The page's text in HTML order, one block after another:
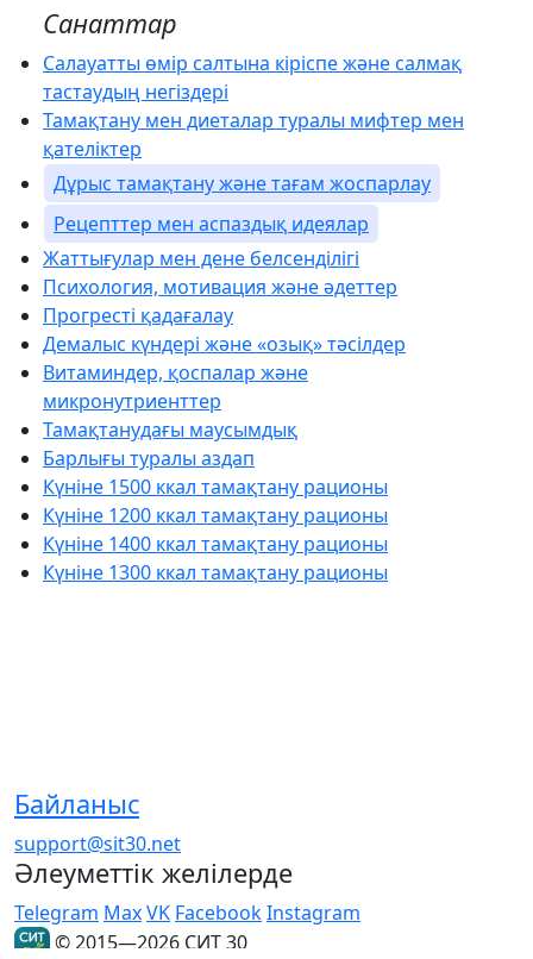
Санаттар
Салауатты өмір салтына кіріспе және салмақ
тастаудың негіздері
Тамақтану мен диеталар туралы мифтер мен
қателіктер
Дұрыс тамақтану және тағам жоспарлау
Рецепттер мен аспаздық идеялар
Жаттығулар мен дене белсенділігі
Психология, мотивация және әдеттер
Прогресті қадағалау
Демалыс күндері және «озық» тәсілдер
Витаминдер, қоспалар және
микронутриенттер
Тамақтанудағы маусымдық
Барлығы туралы аздап
Күніне 1500 ккал тамақтану рационы
Күніне 1200 ккал тамақтану рационы
Күніне 1400 ккал тамақтану рационы
Күніне 1300 ккал тамақтану рационы
Байланыс
support@sit30.net
Әлеуметтік желілерде
Telegram MaxVK FacebookInstagram
© 2015—2026 СИТ 30